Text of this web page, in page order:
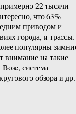
22 тысячи
что 63%
приводом и
города, и трассы.
популярны
внимание на такие
система
обзора и др.